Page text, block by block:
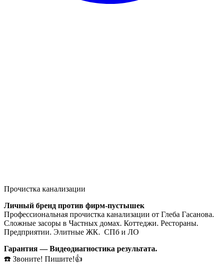
Прочистка канализации
Личный бренд против фирм-пустышек
Профессиональная прочистка канализации от Глеба Гасанова.
Сложные засоры в Частных домах. Коттеджи. Рестораны.
Предприятии. Элитные ЖК. СПб и ЛО
Гарантия — Видеодиагностика результата.
☎️ Звоните! Пишите!👍